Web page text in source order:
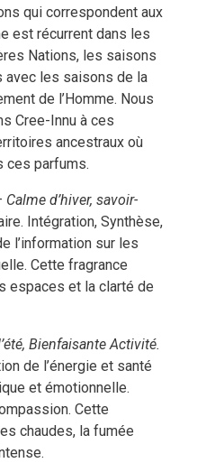
qui correspondent aux
est récurrent dans les
Nations, les saisons
avec les saisons de la
de l’Homme. Nous
Cree-Innu à ces
ancestraux où
ces parfums.
Calme d’hiver, savoir-
Intégration, Synthèse,
l’information sur les
Cette fragrance
espaces et la clarté de
Bienfaisante Activité.
de l’énergie et santé
et émotionnelle.
Cette
chaudes, la fumée